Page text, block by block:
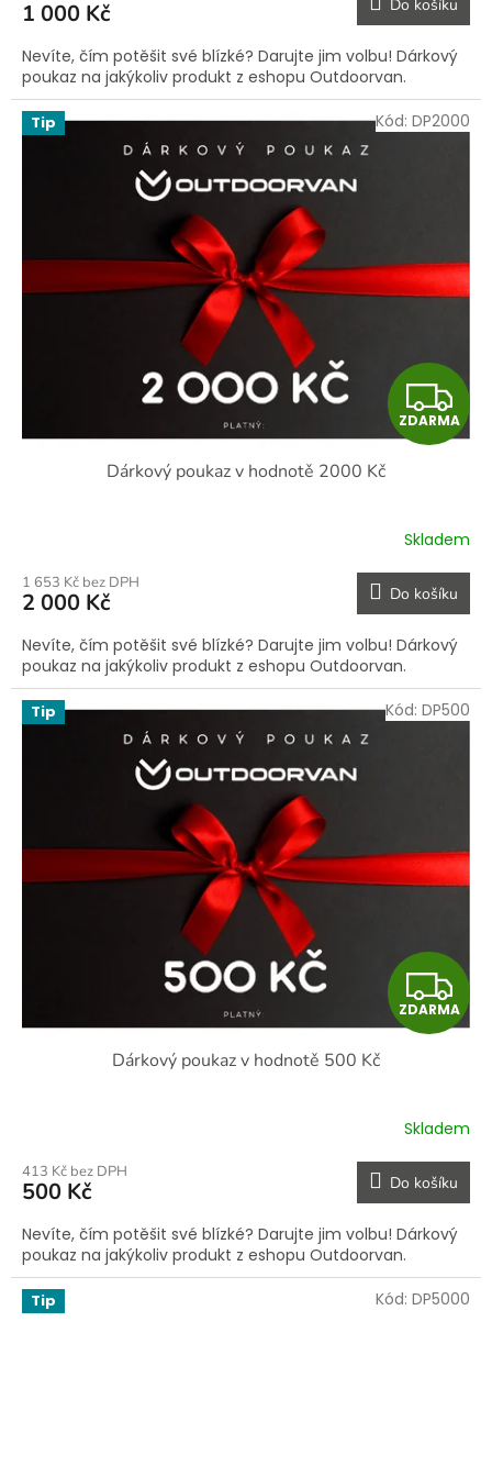
A
1 000 Kč Do košíku
Nevíte, čím potěšit své blízké? Darujte jim volbu! Dárkový
poukaz na jakýkoliv produkt z eshopu Outdoorvan.
Tip
Z
D
R
M
A
ZDARMA
Dárkový poukaz v hodnotě 2000 Kč
Skladem
1 653 Kč bez DPH
2 000 Kč Do košíku
Nevíte, čím potěšit své blízké? Darujte jim volbu! Dárkový
poukaz na jakýkoliv produkt z eshopu Outdoorvan.
Kód: DP2000
Tip
Z
D
R
M
A
ZDARMA
Dárkový poukaz v hodnotě 500 Kč
Skladem
413 Kč bez DPH
500 Kč Do košíku
Nevíte, čím potěšit své blízké? Darujte jim volbu! Dárkový
poukaz na jakýkoliv produkt z eshopu Outdoorvan.
Kód: DP500
Tip Kód: DP5000